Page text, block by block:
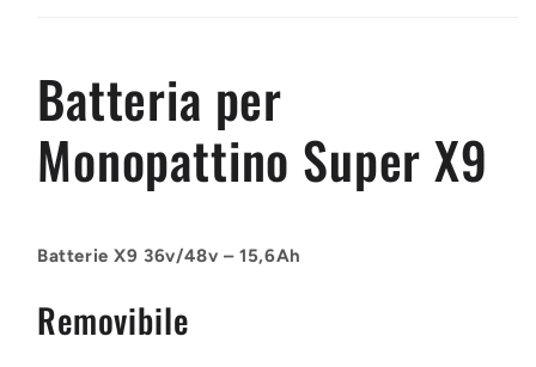
Batteria per
Monopattino Super X9
Batterie X9 36v/48v – 15,6Ah
Removibile